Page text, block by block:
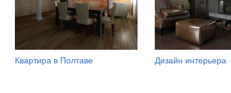
Квартира в Полтаве Дизайн интерьера